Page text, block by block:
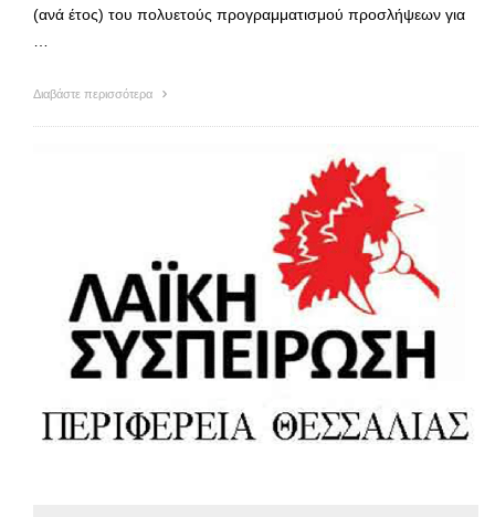
(ανά έτος) του πολυετούς προγραμματισμού προσλήψεων για
Διαβάστε περισσότερα